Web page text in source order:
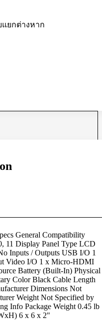
แยกต่างหาก
General Compatibility
11 Display Panel Type LCD
Inputs / Outputs USB I/O 1
Video I/O 1 x Micro-HDMI
Battery (Built-In) Physical
Color Black Cable Length
Dimensions Not
Weight Not Specified by
Info Package Weight 0.45 lb
6 x 6 x 2"